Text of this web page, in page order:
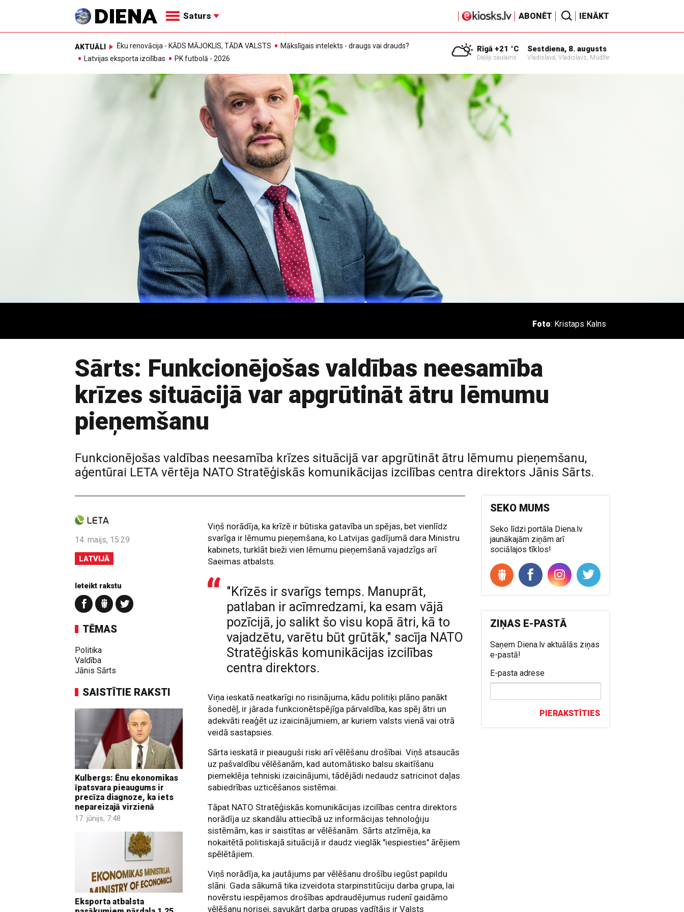
Saturs ABONĒT IENĀKT
AKTUĀLI Ēku renovācija - KĀDS MĀJOKLIS, TĀDA VALSTS
Mākslīgais intelekts - draugs vai drauds?
Latvijas eksporta izcilības
PK futbolā - 2026
Rīgā +21 °C
Daļēji saulains
Sestdiena, 8. augusts
Vladislava, Vladislavs, Mudīte
Foto: Kristaps Kalns
Sārts: Funkcionējošas valdības neesamība
krīzes situācijā var apgrūtināt ātru lēmumu
pieņemšanu
Funkcionējošas valdības neesamība krīzes situācijā var apgrūtināt ātru lēmumu pieņemšanu,
aģentūrai LETA vērtēja NATO Stratēģiskās komunikācijas izcilības centra direktors Jānis Sārts.
14. maijs, 15:29
LATVIJĀ
Ieteikt rakstu
TĒMAS
Politika
Valdība
Jānis Sārts
SAISTĪTIE RAKSTI
Kulbergs: Ēnu ekonomikas
īpatsvara pieaugums ir
precīza diagnoze, ka iets
nepareizajā virzienā
17. jūnijs, 7:48
Eksporta atbalsta
Viņš norādīja, ka krīzē ir būtiska gatavība un spējas, bet vienlīdz
svarīga ir lēmumu pieņemšana, ko Latvijas gadījumā dara Ministru
kabinets, turklāt bieži vien lēmumu pieņemšanā vajadzīgs arī
Saeimas atbalsts.
"Krīzēs ir svarīgs temps. Manuprāt,
patlaban ir acīmredzami, ka esam vājā
pozīcijā, jo salikt šo visu kopā ātri, kā to
vajadzētu, varētu būt grūtāk," sacīja NATO
Stratēģiskās komunikācijas izcilības
centra direktors.
Viņa ieskatā neatkarīgi no risinājuma, kādu politiķi plāno panākt
šonedēļ, ir jārada funkcionētspējīga pārvaldība, kas spēj ātri un
adekvāti reaģēt uz izaicinājumiem, ar kuriem valsts vienā vai otrā
veidā sastapsies.
Sārta ieskatā ir pieauguši riski arī vēlēšanu drošībai. Viņš atsaucās
uz pašvaldību vēlēšanām, kad automātisko balsu skaitīšanu
piemeklēja tehniski izaicinājumi, tādējādi nedaudz satricinot daļas
sabiedrības uzticēšanos sistēmai.
Tāpat NATO Stratēģiskās komunikācijas izcilības centra direktors
norādīja uz skandālu attiecībā uz informācijas tehnoloģiju
sistēmām, kas ir saistītas ar vēlēšanām. Sārts atzīmēja, ka
nokaitētā politiskajā situācijā ir daudz vieglāk "iespiesties" ārējiem
spēlētājiem.
Viņš norādīja, ka jautājums par vēlēšanu drošību iegūst papildu
slāni. Gada sākumā tika izveidota starpinstitūciju darba grupa, lai
novērstu iespējamos drošības apdraudējumus rudenī gaidāmo
vēlēšanu norisei, savukārt darba grupas vadītājs ir Valsts
SEKO MUMS
Seko līdzi portāla Diena.lv
jaunākajām ziņām arī
sociālajos tīklos!
ZIŅAS E-PASTĀ
Saņem Diena.lv aktuālās ziņas
e-pastā!
E-pasta adrese
PIERAKSTĪTIES